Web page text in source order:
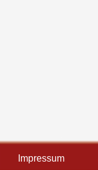
Impressum